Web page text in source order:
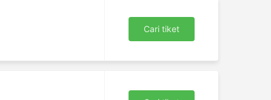
Cari tiket